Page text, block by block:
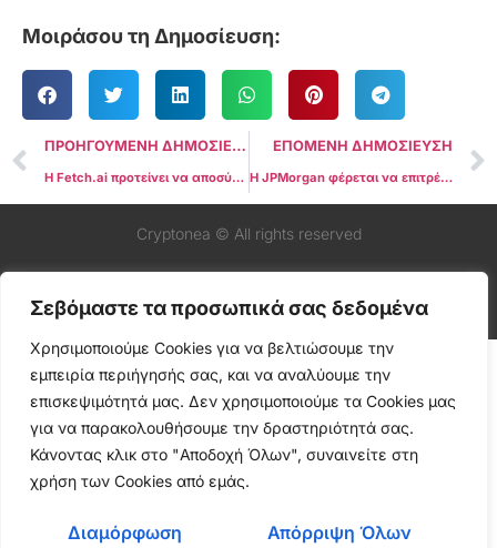
Σεβόμαστε τα προσωπικά σας δεδομένα
Χρησιμοποιούμε Cookies για να βελτιώσουμε την
εμπειρία περιήγησής σας, και να αναλύουμε την
επισκεψιμότητά μας. Δεν χρησιμοποιούμε τα Cookies μας
για να παρακολουθήσουμε την δραστηριότητά σας.
Κάνοντας κλικ στο "Αποδοχή Όλων", συναινείτε στη
χρήση των Cookies από εμάς.
Διαμόρφωση Απόρριψη Όλων
Μοιράσου τη Δημοσίευση:
ΠΡΟΗΓΟΥΜΕΝΗ ΔΗΜΟΣΙΕΥΣΗ
Η Fetch.ai προτείνει να αποσύρει τη μήνυση αν το Ocean Protocol επιστρέψει 286 εκατ. FET tokens
ΕΠΟΜΕΝΗ ΔΗΜΟΣΙΕΥΣΗ
Η JPMorgan φέρεται να επιτρέπει δάνεια με εγγύηση Bitcoin και Ether
Cryptonea © All rights reserved